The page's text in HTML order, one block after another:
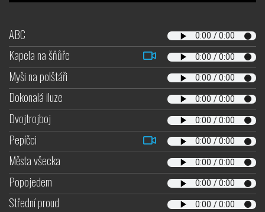
ABC
Kapela na šňůře
Myši na polštáři
Dokonalá iluze
Dvojtrojboj
Pepíčci
Města všecka
Popojedem
Střední proud